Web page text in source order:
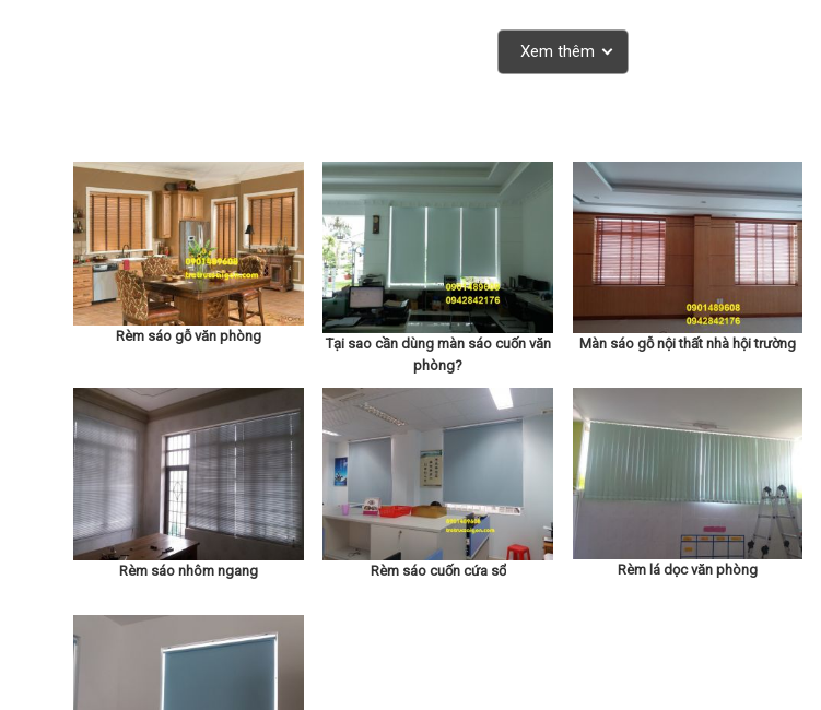
Xem thêm
Rèm sáo gỗ văn phòng
Tại sao cần dùng màn sáo cuốn văn
phòng?
Màn sáo gỗ nội thất nhà hội trường
Rèm sáo nhôm ngang Rèm sáo cuốn cứa sổ Rèm lá dọc văn phòng